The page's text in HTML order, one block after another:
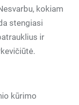
kokiam
stengiasi
ir
kūrimo